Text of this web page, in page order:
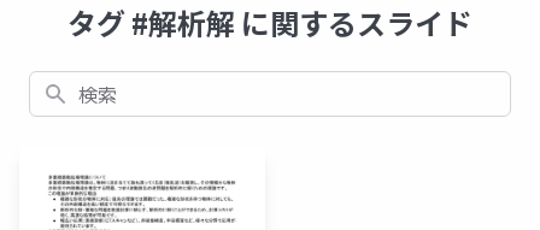
タグ #解析解 に関するスライド
検索